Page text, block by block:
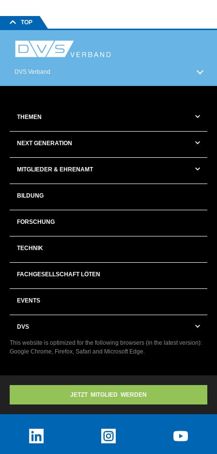
TOP
DVS Verband
THEMEN
NEXT GENERATION
MITGLIEDER & EHRENAMT
BILDUNG
FORSCHUNG
TECHNIK
FACHGESELLSCHAFT LÖTEN
EVENTS
DVS
This website is optimized for the following browsers (in the latest version):
Google Chrome, Firefox, Safari and Microsoft Edge.
JETZT MITGLIED WERDEN